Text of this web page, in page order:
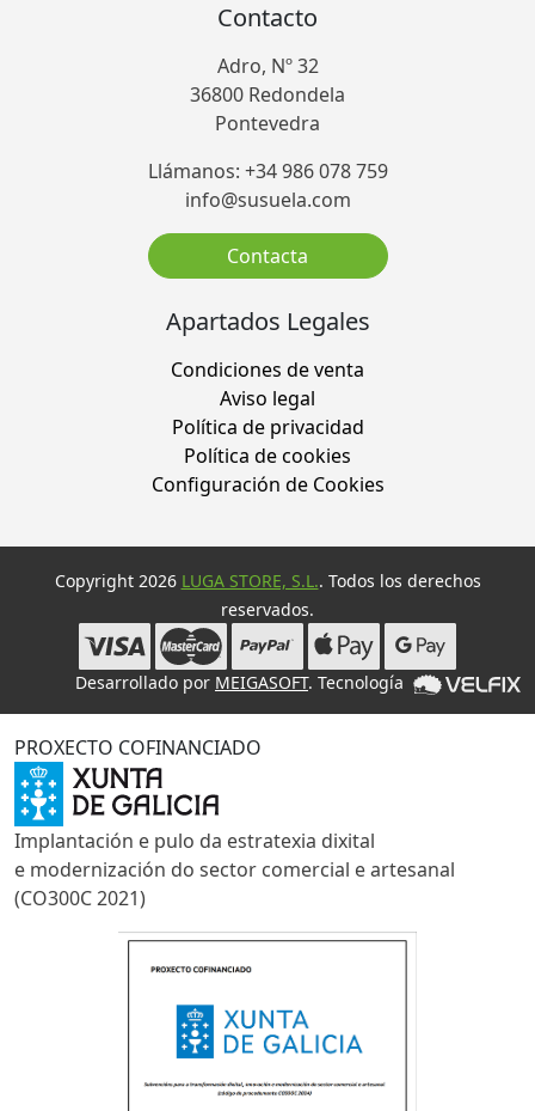
Contacto
Adro, Nº 32
36800 Redondela
Pontevedra
Llámanos: +34 986 078 759
info@susuela.com
Contacta
Apartados Legales
Condiciones de venta
Aviso legal
Política de privacidad
Política de cookies
Configuración de Cookies
Copyright 2026 LUGA STORE, S.L.. Todos los derechos
reservados.
Desarrollado por MEIGASOFT. Tecnología
PROXECTO COFINANCIADO
Implantación e pulo da estratexia dixital
e modernización do sector comercial e artesanal
(CO300C 2021)